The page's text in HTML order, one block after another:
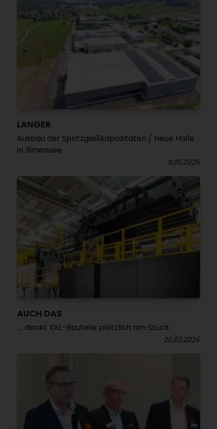
LANGER
Ausbau der Spritzgießkapazitäten / Neue Halle
in Illmensee
11.05.2026
AUCH DAS
…. denkt XXL-Bauteile plötzlich am Stück:
20.03.2026